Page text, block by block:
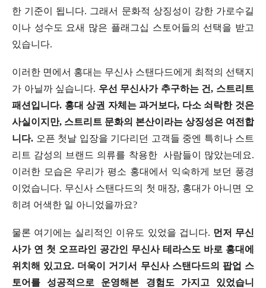
한 기준이 됩니다. 그래서 문화적 상징성이 강한 가로수길
이나 성수도 요새 많은 플래그십 스토어들의 선택을 받고
있습니다.
이러한 면에서 홍대는 무신사 스탠다드에게 최적의 선택지
가 아닐까 싶습니다. 우선 무신사가 추구하는 건, 스트리트
패션입니다. 홍대 상권 자체는 과거보다, 다소 쇠락한 것은
사실이지만, 스트리트 문화의 본산이라는 상징성은 여전합
니다. 오픈 첫날 입장을 기다리던 고객들 중엔 특히나 스트
리트 감성의 브랜드 의류를 착용한 사람들이 많았는데요.
이러한 모습은 우리가 평소 홍대에서 익숙하게 보던 풍경
이었습니다. 무신사 스탠다드의 첫 매장, 홍대가 아니면 오
히려 어색한 일 아니었을까요?
물론 여기에는 실리적인 이유도 있었을 겁니다. 먼저 무신
사가 연 첫 오프라인 공간인 무신사 테라스도 바로 홍대에
위치해 있고요. 더욱이 거기서 무신사 스탠다드의 팝업 스
토어를 성공적으로 운영해본 경험도 가지고 있었습니